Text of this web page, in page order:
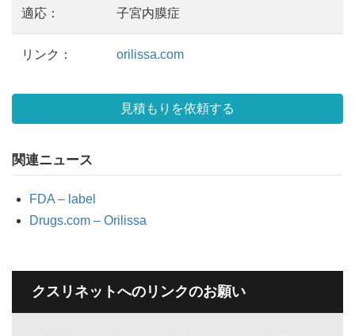
適応： 子宮内膜症
リンク： orilissa.com
見積もりを依頼する
関連ニュース
FDA – label
Drugs.com – Orilissa
クスリネットへのリンクのお願い